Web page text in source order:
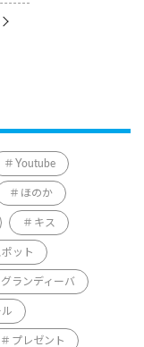
Youtube
ほのか
キス
ポット
ランディーバ
プレゼント